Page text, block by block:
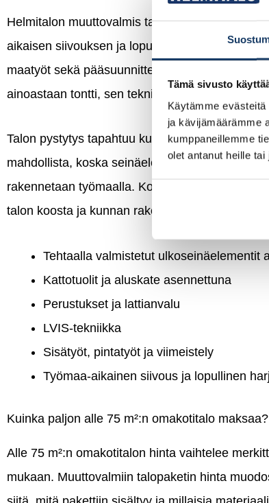
Tämä sivusto
Käytämme
ja kävijämäärämme
kumppaneillemme
olet antanut heille
Helmitalon muuttovalmis talopaketti kattaa
aikaisen siivouksen ja lopullisen
maatyöt sekä pääsuunnittelijan ja vastaavan
ainoastaan tontti, sen tekniset liittymät sekä
Talon pystytys tapahtuu kuivalla säällä
mahdollista, koska seinäelementit
rakennetaan työmaalla. Koko prosessi
talon koosta ja kunnan rakennuslupa-
Tehtaalla valmistetut ulkoseinäelementit
Kattotuolit ja aluskate asennettuna
Perustukset ja lattianvalu
LVIS-tekniikka
Sisätyöt, pintatyöt ja viimeistely
Työmaa-aikainen siivous ja lopullinen
Kuinka paljon alle 75 m²:n omakotitalo maksaa?
Alle 75 m²:n omakotitalon hinta vaihtelee
mukaan. Muuttovalmiin talopaketin hinta